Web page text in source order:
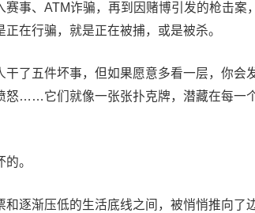
事、ATM诈骗，再到因赌博引发的枪击案
在行骗，就是正在被捕，或是被杀。
了五件坏事，但如果愿意多看一层，你会
怒……它们就像一张张扑克牌，潜藏在每一
。
逐渐压低的生活底线之间，被悄悄推向了